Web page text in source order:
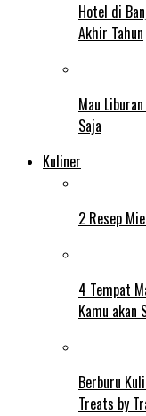
Hotel di
Akhir Tahun
Mau
Saja
Kuliner
2 Resep
4 Tempat
Kamu akan
Berburu
Treats by